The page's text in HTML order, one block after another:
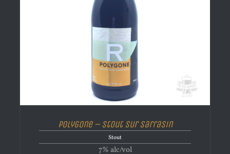
Polygone – Stout Sur Sarrasin
Stout
7% alc/vol